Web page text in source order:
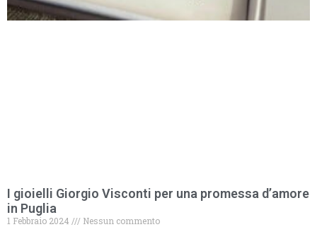
I gioielli Giorgio Visconti per una promessa d’amore
in Puglia
1 Febbraio 2024
Nessun commento